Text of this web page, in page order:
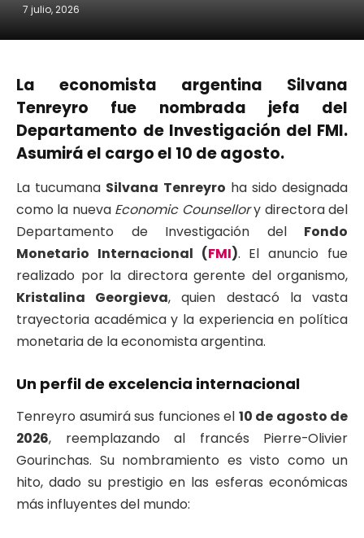
7 julio, 2026
La economista argentina Silvana
Tenreyro fue nombrada jefa del
Departamento de Investigación del FMI.
Asumirá el cargo el 10 de agosto.
La tucumana Silvana Tenreyro ha sido designada
como la nueva Economic Counsellory directora del
Departamento de Investigación del Fondo
Monetario Internacional (FMI). El anuncio fue
realizado por la directora gerente del organismo,
Kristalina Georgieva, quien destacó la vasta
trayectoria académica y la experiencia en política
monetaria de la economista argentina.
Un perfil de excelencia internacional
Tenreyro asumirá sus funciones el 10 de agosto de
2026, reemplazando al francés Pierre-Olivier
Gourinchas. Su nombramiento es visto como un
hito, dado su prestigio en las esferas económicas
más influyentes del mundo: